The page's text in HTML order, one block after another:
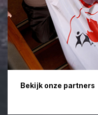
Bekijk onze partners